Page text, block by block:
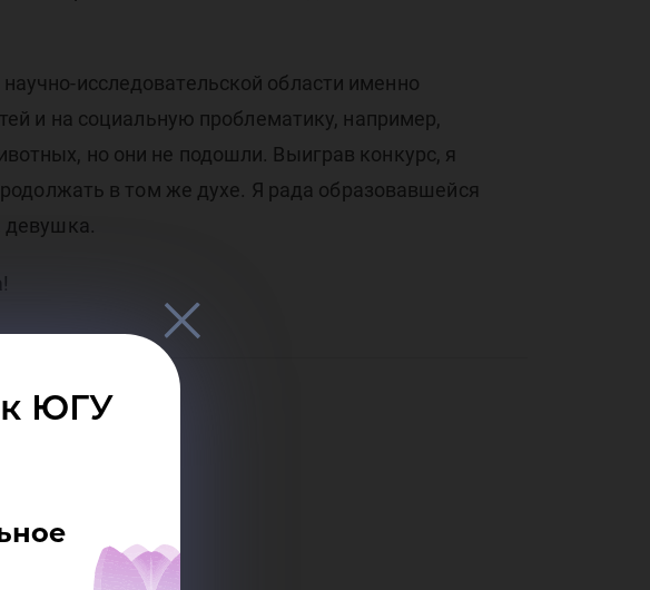
ЮГУ
исследовательской области именно
и на социальную проблематику, например,
но они не подошли. Выиграв конкурс, я
в том же духе. Я рада образовавшейся
девушка.